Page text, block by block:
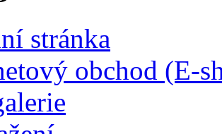
stránka
obchod (E-